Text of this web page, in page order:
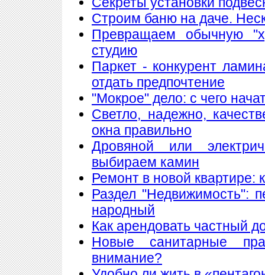
Строим баню на даче.
Превращаем обычную
студию
Паркет - конкурент
отдать предпочтение
"Мокрое" дело: с чего
Светло, надежно,
окна правильно
Дровяной или
выбираем камин
Ремонт в новой квартире:
Раздел "Недвижимость":
народный
Как арендовать частный
Новые санитарные
внимание?